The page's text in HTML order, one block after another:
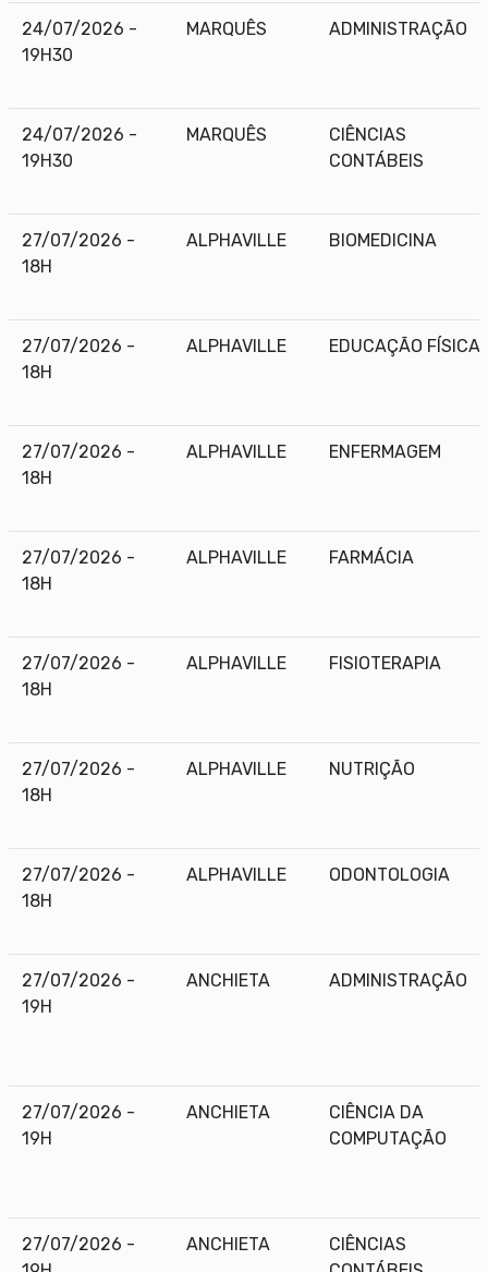
24/07/2026 -
19H30
MARQUÊS ADMINISTRAÇÃO
24/07/2026 -
19H30
MARQUÊS
CIÊNCIAS
CONTÁBEIS
27/07/2026 -
18H
ALPHAVILLE BIOMEDICINA
27/07/2026 -
18H
ALPHAVILLE EDUCAÇÃO FÍSICA
27/07/2026 -
18H
ALPHAVILLE ENFERMAGEM
27/07/2026 -
18H
ALPHAVILLE FARMÁCIA
27/07/2026 -
18H
ALPHAVILLE FISIOTERAPIA
27/07/2026 -
18H
ALPHAVILLE NUTRIÇÃO
27/07/2026 -
18H
ALPHAVILLE ODONTOLOGIA
27/07/2026 -
19H
ANCHIETA ADMINISTRAÇÃO
27/07/2026 -
19H
ANCHIETA
CIÊNCIA DA
COMPUTAÇÃO
27/07/2026 -
ANCHIETA
CIÊNCIAS